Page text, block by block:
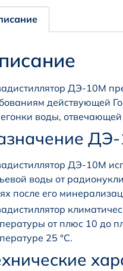
ДЭ-10М
действующей
воды,
ДЭ-10М
воды от
после его
от плюс 10 до
25 °С.